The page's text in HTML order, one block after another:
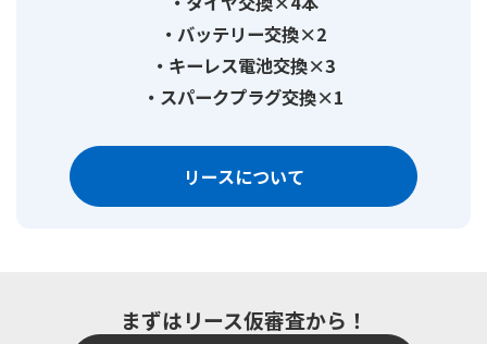
バッテリー交換×2
キーレス電池交換×3
スパークプラグ交換×1
リースについて
まずはリース仮審査から！